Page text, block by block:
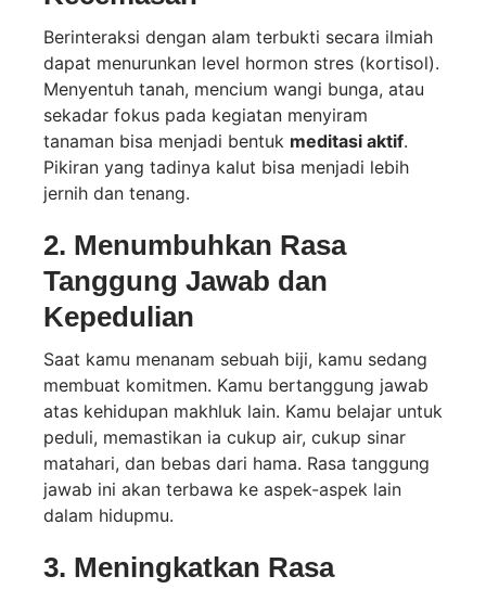
Berinteraksi dengan alam terbukti secara ilmiah
dapat menurunkan level hormon stres (kortisol).
Menyentuh tanah, mencium wangi bunga, atau
sekadar fokus pada kegiatan menyiram
tanaman bisa menjadi bentuk meditasi aktif.
Pikiran yang tadinya kalut bisa menjadi lebih
jernih dan tenang.
2. Menumbuhkan Rasa
Tanggung Jawab dan
Kepedulian
Saat kamu menanam sebuah biji, kamu sedang
membuat komitmen. Kamu bertanggung jawab
atas kehidupan makhluk lain. Kamu belajar untuk
peduli, memastikan ia cukup air, cukup sinar
matahari, dan bebas dari hama. Rasa tanggung
jawab ini akan terbawa ke aspek-aspek lain
dalam hidupmu.
3. Meningkatkan Rasa